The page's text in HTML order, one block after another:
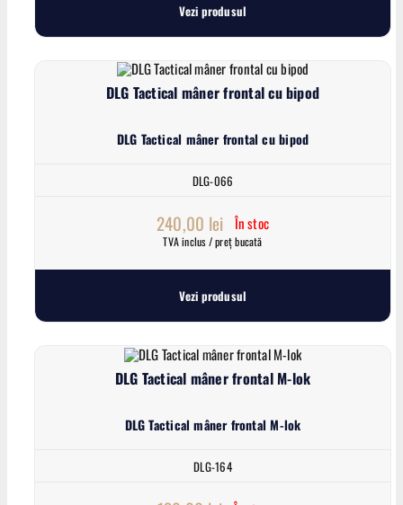
Vezi produsul
DLG Tactical mâner frontal cu bipod
DLG Tactical mâner frontal cu bipod
DLG-066
240,00 lei În stoc
TVA inclus / preț bucată
Vezi produsul
DLG Tactical mâner frontal M-lok
DLG Tactical mâner frontal M-lok
DLG-164